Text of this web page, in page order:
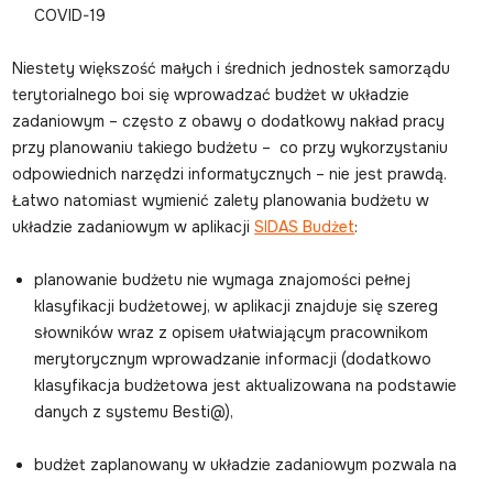
COVID-19
Niestety większość małych i średnich jednostek samorządu
terytorialnego boi się wprowadzać budżet w układzie
zadaniowym – często z obawy o dodatkowy nakład pracy
przy planowaniu takiego budżetu – co przy wykorzystaniu
odpowiednich narzędzi informatycznych – nie jest prawdą.
Łatwo natomiast wymienić zalety planowania budżetu w
układzie zadaniowym w aplikacjiSIDAS Budżet:
planowanie budżetu nie wymaga znajomości pełnej
klasyfikacji budżetowej, w aplikacji znajduje się szereg
słowników wraz z opisem ułatwiającym pracownikom
merytorycznym wprowadzanie informacji (dodatkowo
klasyfikacja budżetowa jest aktualizowana na podstawie
danych z systemu Besti@),
budżet zaplanowany w układzie zadaniowym pozwala na